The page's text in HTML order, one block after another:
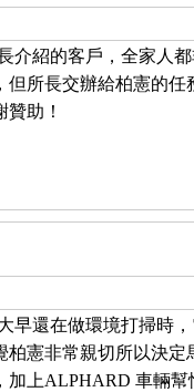
介紹的客戶，全家人
但所長交辦給柏憲的任
助！
早還在做環境打掃時
柏憲非常親切所以決定
加上ALPHARD 車輛幫